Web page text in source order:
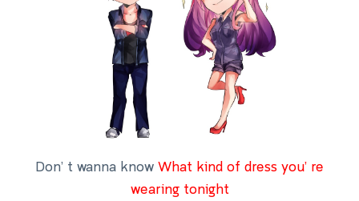
Don’ t wanna knowWhat kind of dress you’ re
wearing tonight